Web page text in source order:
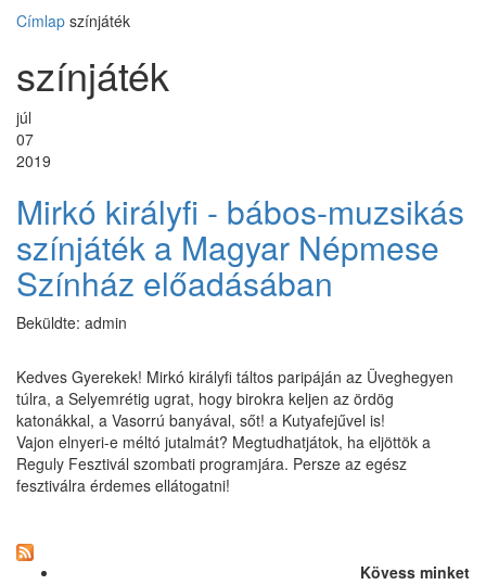
Címlap színjáték
színjáték
júl
07
2019
Mirkó királyfi - bábos-muzsikás
színjáték a Magyar Népmese
Színház előadásában
Beküldte: admin
Kedves Gyerekek! Mirkó királyfi táltos paripáján az Üveghegyen
túlra, a Selyemrétig ugrat, hogy birokra keljen az ördög
katonákkal, a Vasorrú banyával, sőt! a Kutyafejűvel is!
Vajon elnyeri-e méltó jutalmát? Megtudhatjátok, ha eljöttök a
Reguly Fesztivál szombati programjára. Persze az egész
fesztiválra érdemes ellátogatni!
Kövess minket